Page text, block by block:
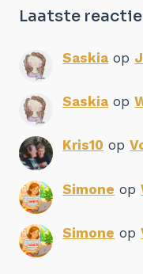
Laatste
Saskia op
Saskia op
Kris10 op
Simone op
Simone op